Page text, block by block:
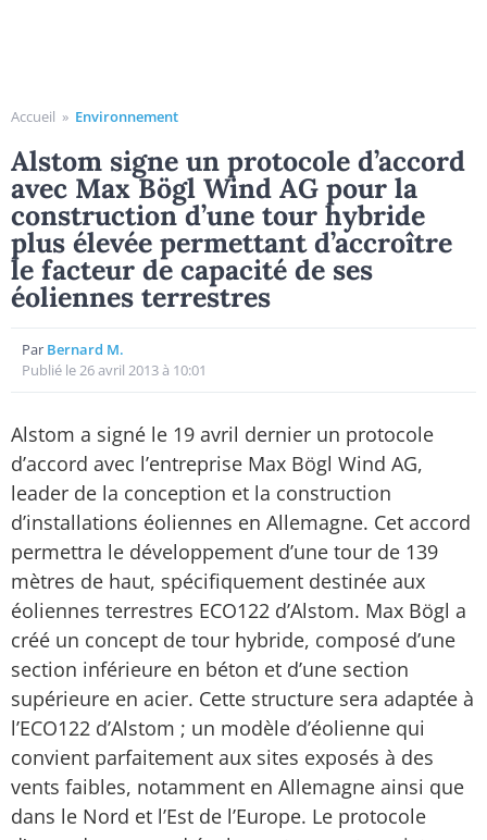
Accueil » Environnement
Alstom signe un protocole d’accord
avec Max Bögl Wind AG pour la
construction d’une tour hybride
plus élevée permettant d’accroître
le facteur de capacité de ses
éoliennes terrestres
Par Bernard M.
Publié le 26 avril 2013 à 10:01
Alstom a signé le 19 avril dernier un protocole
d’accord avec l’entreprise Max Bögl Wind AG,
leader de la conception et la construction
d’installations éoliennes en Allemagne. Cet accord
permettra le développement d’une tour de 139
mètres de haut, spécifiquement destinée aux
éoliennes terrestres ECO122 d’Alstom. Max Bögl a
créé un concept de tour hybride, composé d’une
section inférieure en béton et d’une section
supérieure en acier. Cette structure sera adaptée à
l’ECO122 d’Alstom ; un modèle d’éolienne qui
convient parfaitement aux sites exposés à des
vents faibles, notamment en Allemagne ainsi que
dans le Nord et l’Est de l’Europe. Le protocole